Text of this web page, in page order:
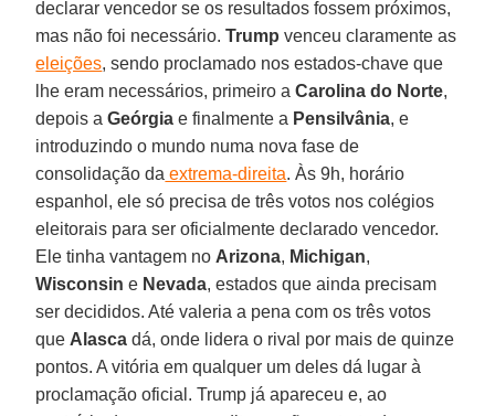
declarar vencedor se os resultados fossem próximos,
mas não foi necessário.Trump venceu claramente as
eleições, sendo proclamado nos estados-chave que
lhe eram necessários, primeiro aCarolina do Norte,
depois aGeórgia e finalmente a Pensilvânia, e
introduzindo o mundo numa nova fase de
consolidação da extrema-direita. Às 9h, horário
espanhol, ele só precisa de três votos nos colégios
eleitorais para ser oficialmente declarado vencedor.
Ele tinha vantagem no Arizona, Michigan,
Wisconsin e Nevada, estados que ainda precisam
ser decididos. Até valeria a pena com os três votos
que Alasca dá, onde lidera o rival por mais de quinze
pontos. A vitória em qualquer um deles dá lugar à
proclamação oficial. Trump já apareceu e, ao